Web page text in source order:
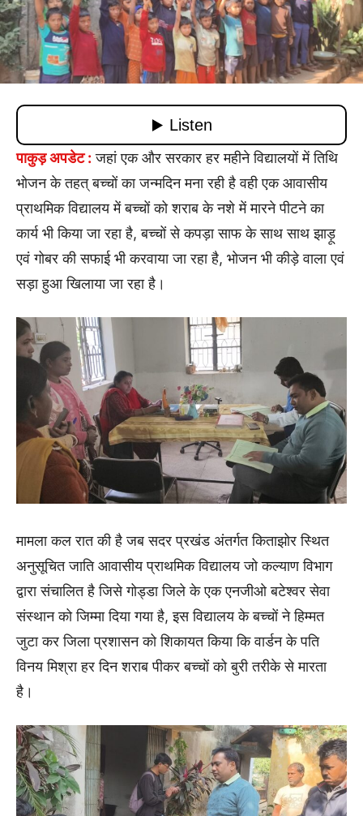
पाकुड़ अपडेट : जहां एक और सरकार हर महीने विद्यालयों में तिथि
भोजन के तहत् बच्चों का जन्मदिन मना रही है वही एक आवासीय
प्राथमिक विद्यालय में बच्चों को शराब के नशे में मारने पीटने का
कार्य भी किया जा रहा है, बच्चों से कपड़ा साफ के साथ साथ झाड़ू
एवं गोबर की सफाई भी करवाया जा रहा है, भोजन भी कीड़े वाला एवं
सड़ा हुआ खिलाया जा रहा है।
मामला कल रात की है जब सदर प्रखंड अंतर्गत किताझोर स्थित
अनुसूचित जाति आवासीय प्राथमिक विद्यालय जो कल्याण विभाग
द्वारा संचालित है जिसे गोड्डा जिले के एक एनजीओ बटेश्वर सेवा
संस्थान को जिम्मा दिया गया है, इस विद्यालय के बच्चों ने हिम्मत
जुटा कर जिला प्रशासन को शिकायत किया कि वार्डन के पति
विनय मिश्रा हर दिन शराब पीकर बच्चों को बुरी तरीके से मारता
है।